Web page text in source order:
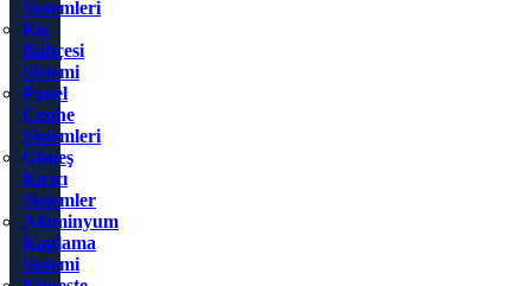
Sistemleri
Kış
Bahçesi
Sistemi
Panel
Cephe
Sistemleri
Güneş
Kırıcı
Sistemler
Alüminyum
Kaplama
Sistemi